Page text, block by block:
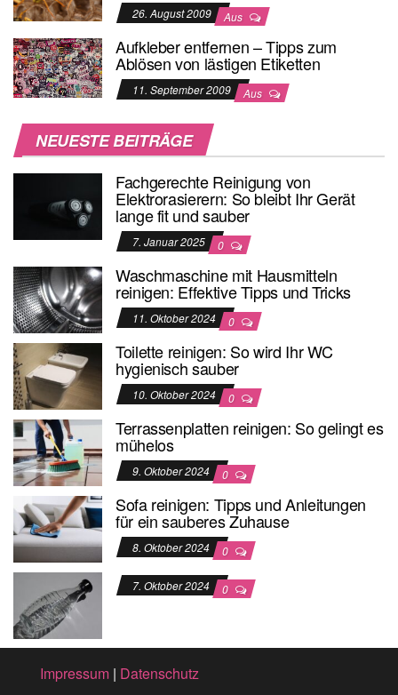
26. August 2009 Aus
Aufkleber entfernen – Tipps zum
Ablösen von lästigen Etiketten
11. September 2009 Aus
NEUESTE BEITRÄGE
Fachgerechte Reinigung von
Elektrorasierern: So bleibt Ihr Gerät
lange fit und sauber
7. Januar 2025 0
Waschmaschine mit Hausmitteln
reinigen: Effektive Tipps und Tricks
11. Oktober 2024 0
Toilette reinigen: So wird Ihr WC
hygienisch sauber
10. Oktober 2024 0
Terrassenplatten reinigen: So gelingt es
mühelos
9. Oktober 2024 0
Sofa reinigen: Tipps und Anleitungen
für ein sauberes Zuhause
8. Oktober 2024 0
7. Oktober 2024 0
Impressum | Datenschutz